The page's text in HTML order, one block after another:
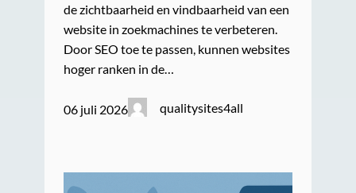
de zichtbaarheid en vindbaarheid van een
website in zoekmachines te verbeteren.
Door SEO toe te passen, kunnen websites
hoger ranken in de…
06 juli 2026 qualitysites4all